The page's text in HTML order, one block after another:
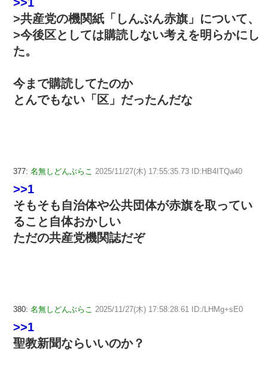
>共産党の機関紙「しんぶん赤旗」について、
>今後区としては購読しない考えを明らかにし
た。
今まで購読してたのか
とんでもない「区」だったんだな
377: 名無しどんぶらこ 2025/11/27(木) 17:55:35.73 ID:HB4ITQa40
>>1
そもそも自治体や公共団体が赤旗を取ってい
ること自体おかしい
ただの共産党機関誌だぞ
380: 名無しどんぶらこ 2025/11/27(木) 17:58:28.61 ID:/LHMg+sE0
>>1
聖教新聞ならいいのか？